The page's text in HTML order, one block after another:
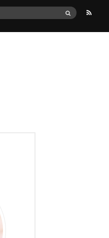
SEARCH